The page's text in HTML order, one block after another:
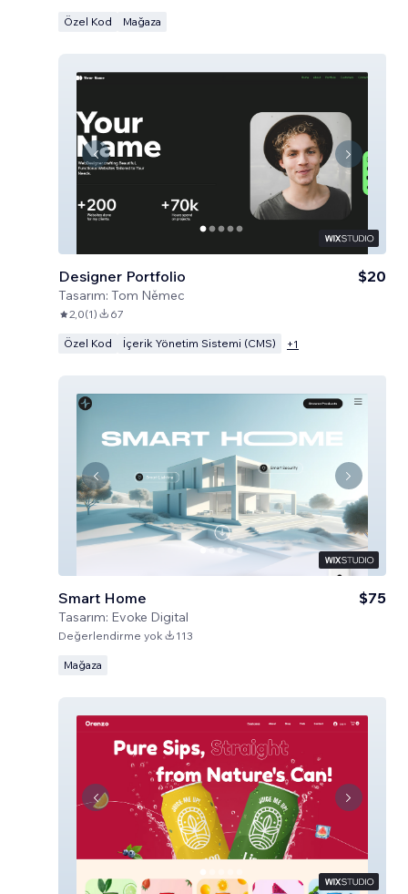
Özel Kod Mağaza
Designer Portfolio
Tasarım: Tom Němec
$20
2,0(1) 67
Özel Kod İçerik Yönetim Sistemi (CMS) +1
Smart Home
Tasarım: Evoke Digital
$75
Değerlendirme yok 113
Mağaza